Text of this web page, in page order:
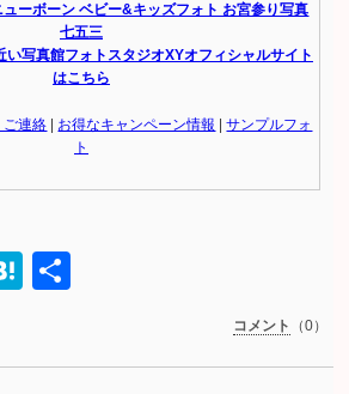
ーボーン ベビー&キッズフォト お宮参り写真
七五三
い写真館フォトスタジオXYオフィシャルサイト
はこちら
ご連絡 お得なキャンペーン情報 |サンプルフォ
ト
Hatena
コメント （0）